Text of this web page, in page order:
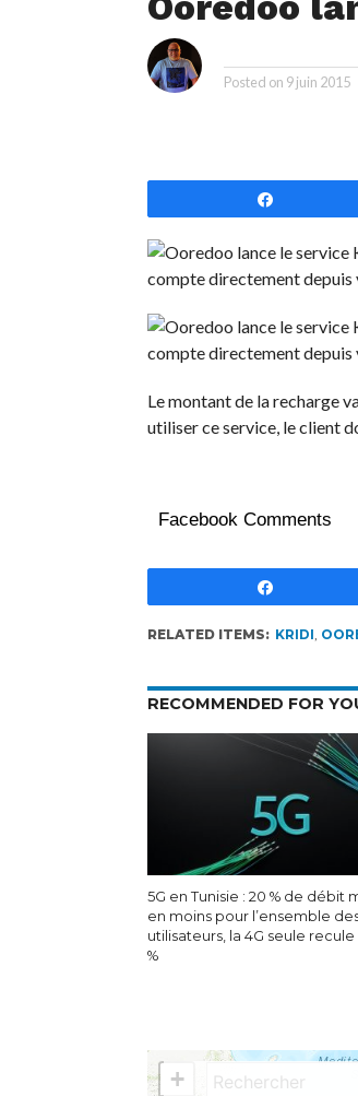
Posted on 9 juin 2015
compte directement depuis
compte directement depuis
Le montant de la recharge
utiliser ce service, le client
Facebook Comments
RELATED ITEMS: KRIDI,
RECOMMENDED FOR
5G en Tunisie : 20 % de débit
en moins pour l’ensemble
utilisateurs, la 4G seule recule
%